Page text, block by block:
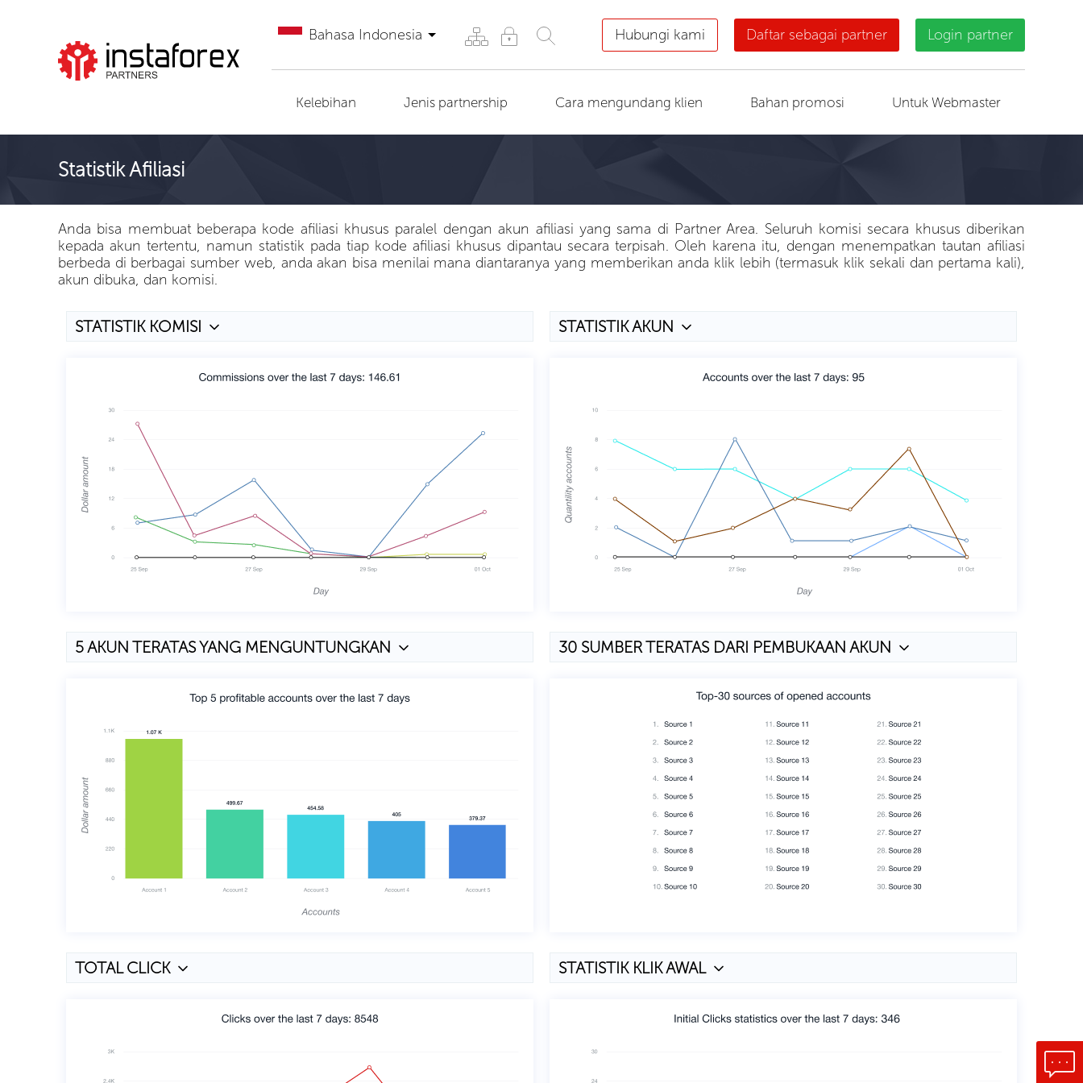
Bahasa Indonesia Hubungi kami Daftar sebagai partner Login partner
Kelebihan Jenis partnership Cara mengundang klien Bahan promosi Untuk Webmaster
Statistik Afiliasi
Anda bisa membuat beberapa kode afiliasi khusus paralel dengan akun afiliasi yang sama di Partner Area. Seluruh komisi secara khusus diberikan
kepada akun tertentu, namun statistik pada tiap kode afiliasi khusus dipantau secara terpisah. Oleh karena itu, dengan menempatkan tautan afiliasi
berbeda di berbagai sumber web, anda akan bisa menilai mana diantaranya yang memberikan anda klik lebih (termasuk klik sekali dan pertama kali),
akun dibuka, dan komisi.
STATISTIK KOMISI STATISTIK AKUN
5 AKUN TERATAS YANG MENGUNTUNGKAN 30 SUMBER TERATAS DARI PEMBUKAAN AKUN
TOTAL CLICK STATISTIK KLIK AWAL